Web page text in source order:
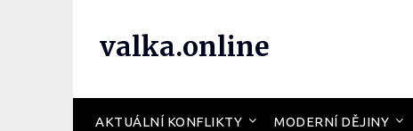
valka.online
AKTUÁLNÍ KONFLIKTY MODERNÍ DĚJINY